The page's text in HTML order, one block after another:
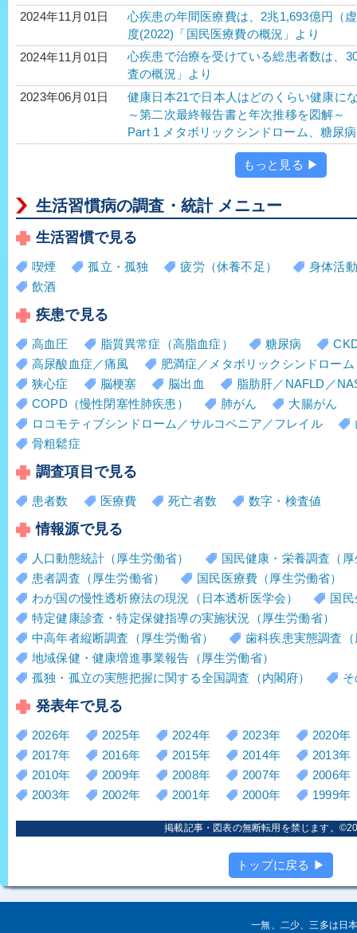
2024年11月01日
心疾患の年間医療費は、2兆1,693億円（
度(2022)「国民医療費の概況」より
2024年11月01日
心疾患で治療を受けている総患者数は、
査の概況」より
2023年06月01日
健康日本21で日本人はどのくらい健康に
～第二次最終報告書と年次推移を図解～
Part 1 メタボリックシンドローム、糖尿
もっと見る ▶
生活習慣病の調査・統計 メニュー
生活習慣で見る
喫煙 孤立・孤独 疲労（休養不足）
身体活
飲酒
疾患で見る
高血圧 脂質異常症（高脂血症） 糖尿病
高尿酸血症／痛風
肥満症／メタボリックシンドローム
狭心症
脳梗塞 脳出血
脂肪肝／NAFLD／
COPD（慢性閉塞性肺疾患）
肺がん
大腸がん
ロコモティブシンドローム／サルコペニア／フレイル
骨粗鬆症
調査項目で見る
患者数 医療費 死亡者数 数字・検査値
情報源で見る
人口動態統計（厚生労働省）
国民健康・栄養調査（
患者調査（厚生労働省）
国民医療費（厚生労働省）
わが国の慢性透析療法の現況（日本透析医学会）
国
特定健康診査・特定保健指導の実施状況（厚生労働省）
中高年者縦断調査（厚生労働省）
歯科疾患実態調査
地域保健・健康増進事業報告（厚生労働省）
孤独・孤立の実態把握に関する全国調査（内閣府）
発表年で見る
2026年 2025年 2024年 2023年
2020年
2017年
2016年 2015年 2014年
2013年
2010年
2009年 2008年 2007年
2006年
2003年
2002年 2001年 2000年 1999年
掲載記事・図表の無断転用を禁じます。
トップに戻る ▶
一無、二少、三多は日